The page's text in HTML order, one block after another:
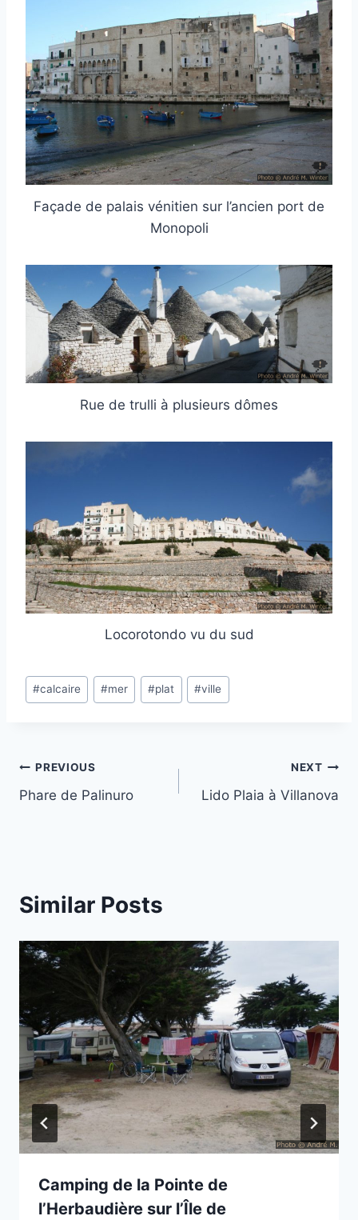
Façade de palais vénitien sur l’ancien port de
Monopoli
Rue de trulli à plusieurs dômes
Locorotondo vu du sud
Post
Tags:
#calcaire #mer #plat #ville
Post
navigation
PREVIOUS
Phare de Palinuro
NEXT
Lido Plaia à Villanova
Similar Posts
Camping de la Pointe de
l’Herbaudière sur l’Île de